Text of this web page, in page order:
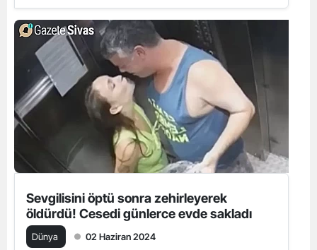
Sevgilisini öptü sonra zehirleyerek
öldürdü! Cesedi günlerce evde sakladı
Dünya 02 Haziran 2024